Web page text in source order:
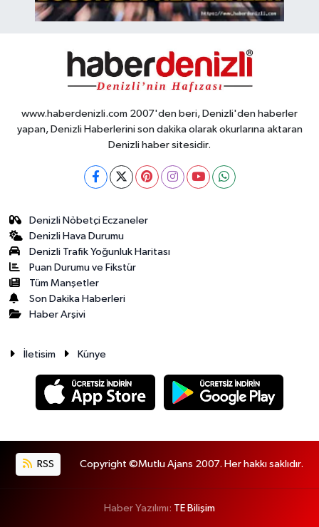
www.haberdenizli.com 2007'den beri, Denizli'den haberler
yapan, Denizli Haberlerini son dakika olarak okurlarına aktaran
Denizli haber sitesidir.
Denizli Nöbetçi Eczaneler
Denizli Hava Durumu
Denizli Trafik Yoğunluk Haritası
Puan Durumu ve Fikstür
Tüm Manşetler
Son Dakika Haberleri
Haber Arşivi
İletisim Künye
RSS Copyright ©Mutlu Ajans 2007. Her hakkı saklıdır.
Haber Yazılımı: TE Bilişim